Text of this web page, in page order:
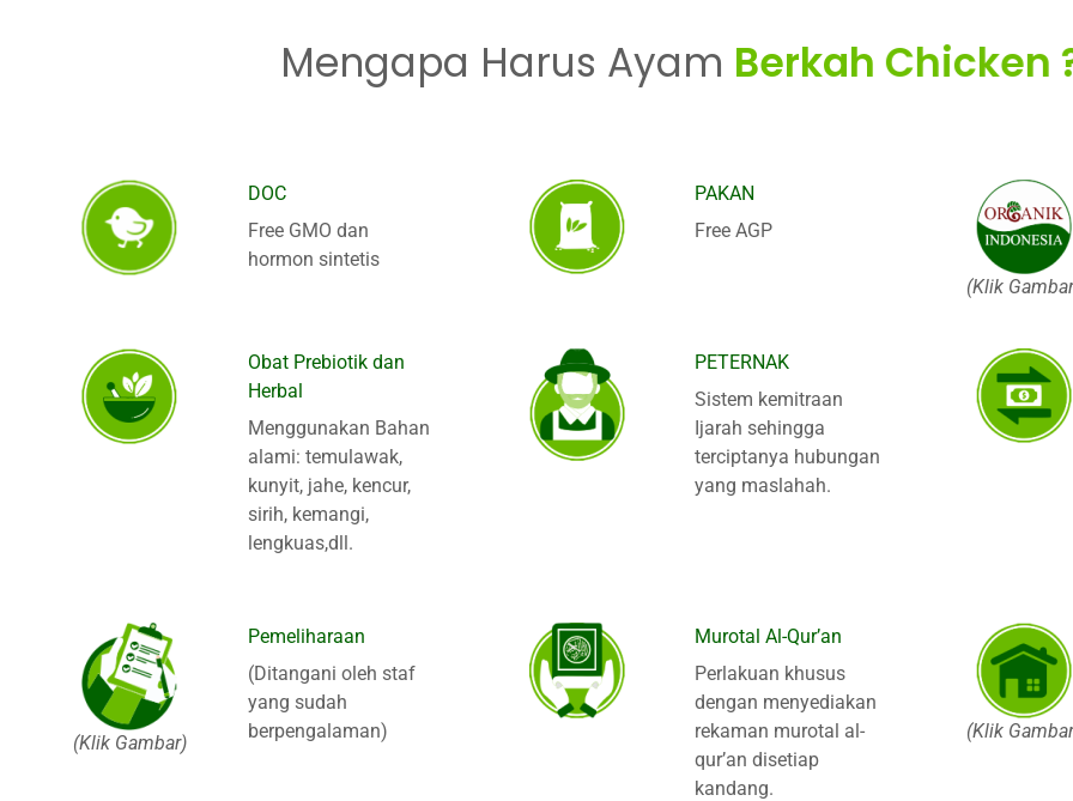
Mengapa Harus Ayam Berkah Chicken
DOC
Free GMO dan
hormon sintetis
PAKAN
Free AGP
(Klik
Obat Prebiotik dan
Herbal
Menggunakan Bahan
alami: temulawak,
kunyit, jahe, kencur,
sirih, kemangi,
lengkuas,dll.
PETERNAK
Sistem kemitraan
Ijarah sehingga
terciptanya hubungan
yang maslahah.
(Klik Gambar)
Pemeliharaan
(Ditangani oleh staf
yang sudah
berpengalaman)
Murotal Al-Qur’an
Perlakuan khusus
dengan menyediakan
rekaman murotal al-
qur’an disetiap
kandang.
(Klik